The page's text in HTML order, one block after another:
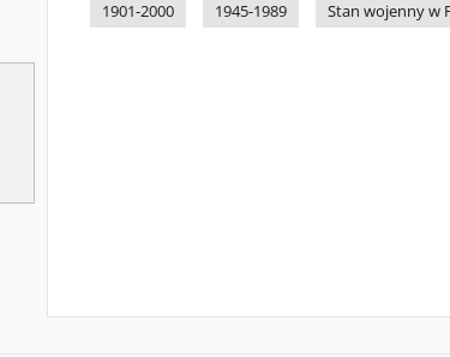
1901-2000
1945-1989 Stan wojenny w